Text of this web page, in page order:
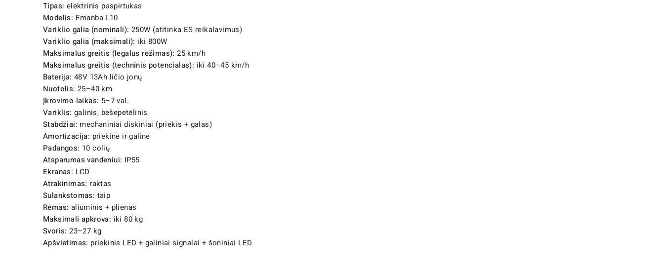
Tipas: elektrinis paspirtukas
Modelis: Emanba L10
Variklio galia (nominali): 250W (atitinka ES reikalavimus)
Variklio galia (maksimali): iki 800W
Maksimalus greitis (legalus režimas): 25 km/h
Maksimalus greitis (techninis potencialas): iki 40–45 km/h
Baterija: 48V 13Ah ličio jonų
Nuotolis: 25–40 km
Įkrovimo laikas: 5–7 val.
Variklis: galinis, bešepetėlinis
Stabdžiai: mechaniniai diskiniai (priekis + galas)
Amortizacija: priekinė ir galinė
Padangos: 10 colių
Atsparumas vandeniui: IP55
Ekranas: LCD
Atrakinimas: raktas
Sulankstomas: taip
Rėmas: aliuminis + plienas
Maksimali apkrova: iki 80 kg
Svoris: 23–27 kg
Apšvietimas: priekinis LED + galiniai signalai + šoniniai LED